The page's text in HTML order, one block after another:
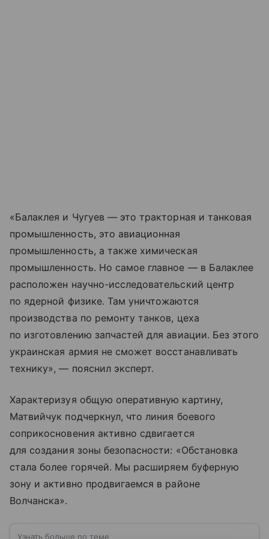
«Балаклея и Чугуев — это тракторная и танковая
промышленность, это авиационная
промышленность, а также химическая
промышленность. Но самое главное — в Балаклее
расположен научно-исследовательский центр
по ядерной физике. Там уничтожаются
производства по ремонту танков, цеха
по изготовлению запчастей для авиации. Без этого
украинская армия не сможет восстанавливать
технику», — пояснил эксперт.
Характеризуя общую оперативную картину,
Матвийчук подчеркнул, что линия боевого
соприкосновения активно сдвигается
для создания зоны безопасности: «Обстановка
стала более горячей. Мы расширяем буферную
зону и активно продвигаемся в районе
Волчанска».
Узнать больше по теме